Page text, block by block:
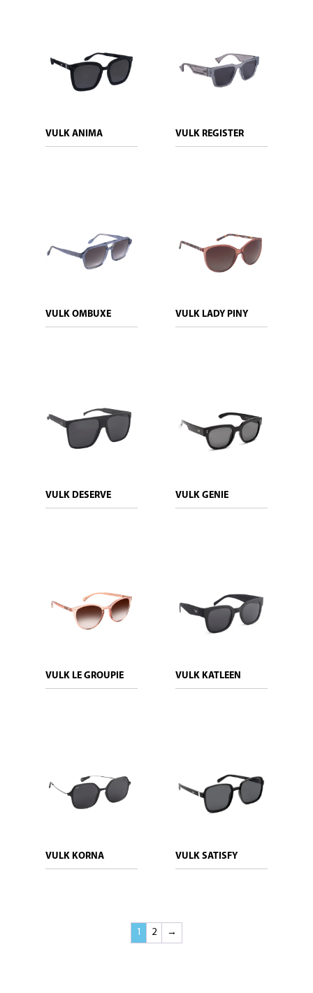
VULK ANIMA VULK REGISTER
VULK OMBUXE VULK LADY PINY
VULK DESERVE VULK GENIE
VULK LE GROUPIE VULK KATLEEN
VULK KORNA VULK SATISFY
1 2 →